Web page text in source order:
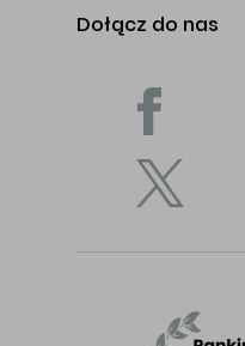
Dołącz do nas